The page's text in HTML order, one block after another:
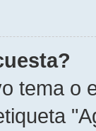
tema o